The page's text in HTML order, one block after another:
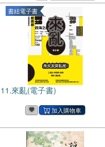
書紐電子書
11.來亂(電子書)